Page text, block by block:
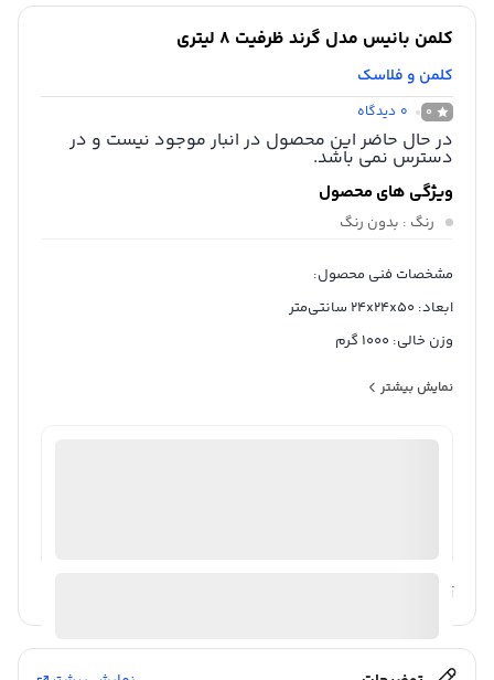
کلمن بانیس مدل گرند ظرفیت 8 لیتری
کلمن و فلاسک
0
0 دیدگاه
در حال حاضر این محصول در انبار موجود نیست و در
دسترس نمی باشد.
ویژگی های محصول
رنگ : بدون رنگ
مشخصات فنی محصول:
ابعاد: 24x24x50 سانتی‌متر
وزن خالی: 1000 گرم
نوع خروجی آب: شیر
نمایش بیشتر
آیا قیمت مناسب تری سراغ دارید؟